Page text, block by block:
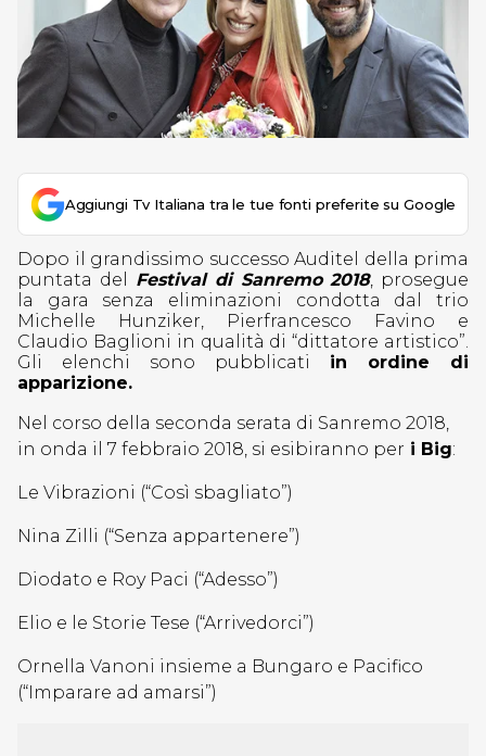
Aggiungi Tv Italiana tra le tue fonti preferite su Google
Dopo il grandissimo successo Auditel della prima
puntata del
Festival di Sanremo 2018, prosegue
la gara senza eliminazioni condotta dal trio
Michelle Hunziker, Pierfrancesco Favino e
Claudio Baglioni in qualità di “dittatore artistico”.
Gli elenchi sono pubblicati in ordine di
apparizione.
Nel corso della seconda serata di Sanremo 2018,
in onda il 7 febbraio 2018, si esibiranno per i Big:
Le Vibrazioni (“Così sbagliato”)
Nina Zilli (“Senza appartenere”)
Diodato e Roy Paci (“Adesso”)
Elio e le Storie Tese (“Arrivedorci”)
Ornella Vanoni insieme a Bungaro e Pacifico
(“Imparare ad amarsi”)